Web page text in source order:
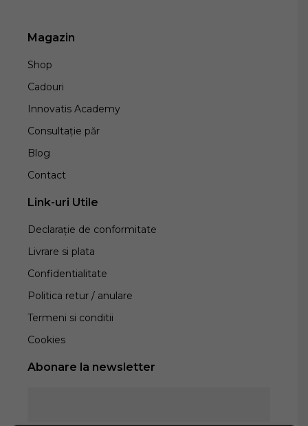
Magazin
Shop
Cadouri
Innovatis Academy
Consultație păr
Blog
Contact
Link-uri Utile
Declarație de conformitate
Livrare si plata
Confidentialitate
Politica retur / anulare
Termeni si conditii
Cookies
Abonare la newsletter